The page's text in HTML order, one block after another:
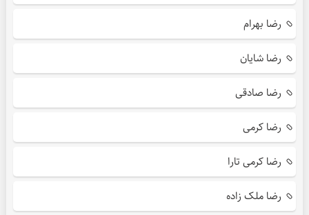
رضا بهرام
رضا شایان
رضا صادقی
رضا کرمی
رضا کرمی تارا
رضا ملک زاده